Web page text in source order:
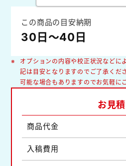
この商品の目安納期
30日～40日
オプションの内容や校正状況などに
記は目安となりますのでご了承くだ
可能な場合もありますのでお気軽に
お見積
商品代金
入稿費用